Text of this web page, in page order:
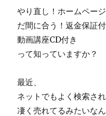
やり直し！ホームペー
だ間に合う！返金保証
動画講座CD付き
って知っていますか？
最近、
ネットでもよく検索さ
凄く売れてるみたいなん